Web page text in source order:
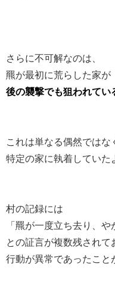
さらに不可解なのは、
羆が最初に荒らした家が
後の襲撃でも狙われてい
これは単なる偶然ではな
特定の家に執着していた
村の記録には
「羆が一度立ち去り、
との証言が複数残されて
行動が異常であったこと